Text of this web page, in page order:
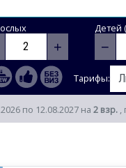
+
Детей
−
Тарифы:
по 12.08.2027 на 2 взр. ,